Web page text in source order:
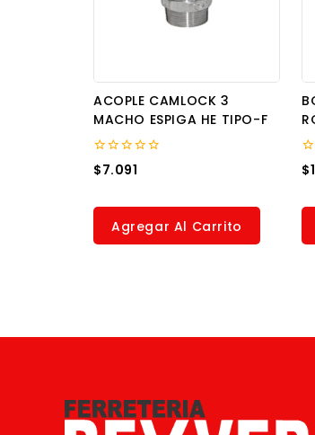
ACOPLE CAMLOCK 3
MACHO ESPIGA HE TIPO-F
0
out
$7.091
Agregar Al Carrito
0
$